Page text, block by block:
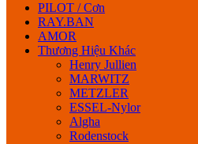
PILOT / Cơn
RAY.BAN
AMOR
Thương Hiệu Khác
Henry Jullien
MARWITZ
METZLER
ESSEL-Nylor
Algha
Rodenstock